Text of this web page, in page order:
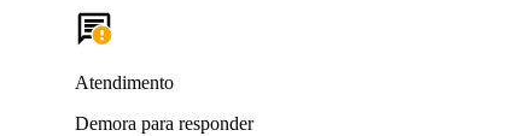
Atendimento
Demora para responder